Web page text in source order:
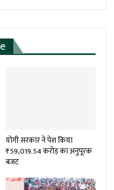
योगी सरकार ने पेश किया
₹59,019.54 करोड़ का अनुपूरक
बजट